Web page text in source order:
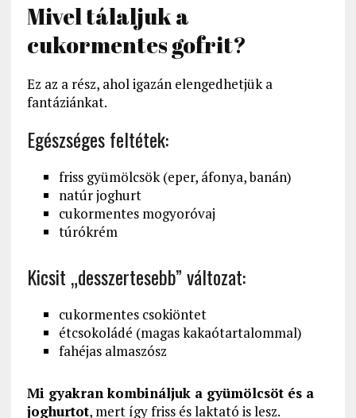
Mivel tálaljuk a
cukormentes gofrit?
Ez az a rész, ahol igazán elengedhetjük a
fantáziánkat.
Egészséges feltétek:
friss gyümölcsök (eper, áfonya, banán)
natúr joghurt
cukormentes mogyoróvaj
túrókrém
Kicsit „desszertesebb” változat:
cukormentes csokiöntet
étcsokoládé (magas kakaótartalommal)
fahéjas almaszósz
Mi gyakran kombináljuk a gyümölcsöt és a
joghurtot, mert így friss és laktató is lesz.